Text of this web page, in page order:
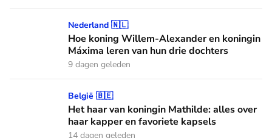
Hoe koning Willem-Alexander en koningin Máxima leren
Nederland 🇳🇱
Hoe koning Willem-Alexander en koningin
Máxima leren van hun drie dochters
9 dagen geleden
Het haar van koningin Mathilde: alles over haar kapper en
België 🇧🇪
Het haar van koningin Mathilde: alles over
haar kapper en favoriete kapsels
14 dagen geleden